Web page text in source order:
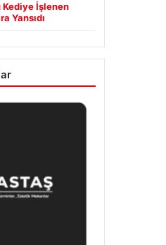
Kediye İşlenen
Yansıdı